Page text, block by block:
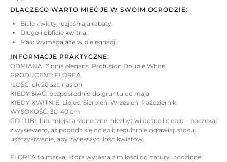
DLACZEGO WARTO MIEĆ JE W SWOIM OGRODZIE:
Białe kwiaty rozjaśniają rabaty.
Długo i obficie kwitną.
Mało wymagające w pielęgnacji.
INFORMACJE PRAKTYCZNE:
ODMIANA: Zinnia elegans ‘Profusion Double White’
PRODUCENT: FLOREA
ILOŚĆ: ok 20 szt. nasion
KIEDY SIAĆ: bezpośrednio do gruntu od maja
KIEDY KWITNIE: Lipiec, Sierpień, Wrzesień, Październik
WYSOKOŚĆ: 30-40 cm
CO LUBI: lubi miejsca słoneczne, niezbyt wilgotne i ciepło – poczekaj
z wysiewem, aż pogoda się ociepli; regularnie ogławiaj; stosuj
uszczykiwanie, aby zwiększyć ilość kwiatów.
FLOREA to marka, która wyrasta z miłości do natury i rodzinnej